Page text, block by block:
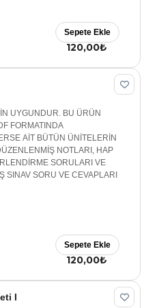
120,00₺
Sepete Ekle
UYGUNDUR. BU ÜRÜN
FORMATINDA
AİT BÜTÜN ÜNİTELERİN
NOTLARI, HAP
SORULARI VE
SINAV SORU VE CEVAPLARI
120,00₺
Sepete Ekle
I